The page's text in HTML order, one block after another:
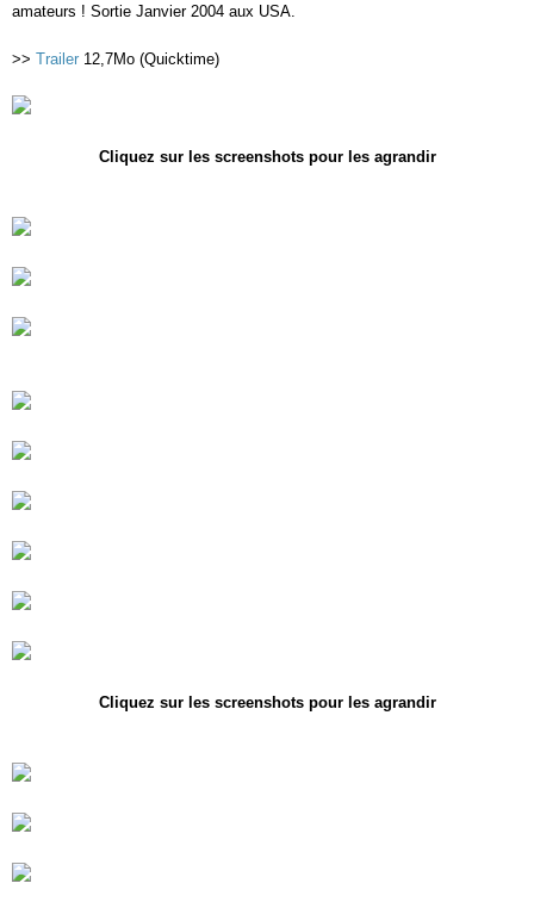
amateurs ! Sortie Janvier 2004 aux USA.
>> Trailer 12,7Mo (Quicktime)
Cliquez sur les screenshots pour les agrandir
Cliquez sur les screenshots pour les agrandir